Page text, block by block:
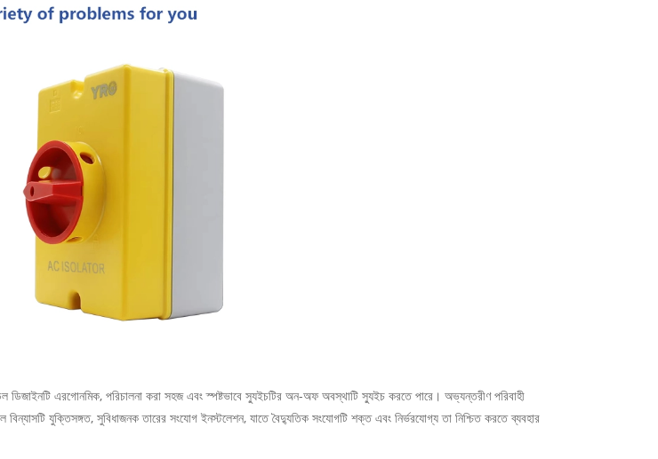
ডিজাইনটি এরগোনমিক, পরিচালনা করা সহজ এবং স্পষ্টভাবে স্যুইচটির অন-অফ অবস্থাটি স্যুইচ করতে পারে। অভ্যন্তরীণ পরিবাহী
বিন্যাসটি যুক্তিসঙ্গত, সুবিধাজনক তারের সংযোগ ইনস্টলেশন, যাতে বৈদ্যুতিক সংযোগটি শক্ত এবং নির্ভরযোগ্য তা নিশ্চিত করতে ব্যবহার